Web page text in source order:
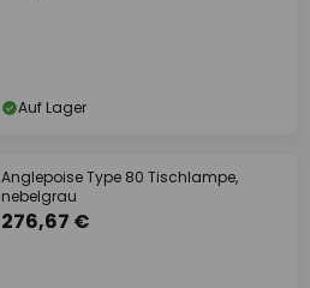
Auf Lager
Anglepoise Type 80 Tischlampe,
nebelgrau
276,67 €